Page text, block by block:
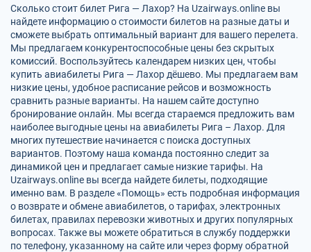
Сколько стоит билет Рига — Лахор? На Uzairways.online вы
найдете информацию о стоимости билетов на разные даты и
сможете выбрать оптимальный вариант для вашего перелета.
Мы предлагаем конкурентоспособные цены без скрытых
комиссий. Воспользуйтесь календарем низких цен, чтобы
купить авиабилеты Рига — Лахор дёшево. Мы предлагаем вам
низкие цены, удобное расписание рейсов и возможность
сравнить разные варианты. На нашем сайте доступно
бронирование онлайн. Мы всегда стараемся предложить вам
наиболее выгодные цены на авиабилеты Рига – Лахор. Для
многих путешествие начинается с поиска доступных
вариантов. Поэтому наша команда постоянно следит за
динамикой цен и предлагает самые низкие тарифы. На
Uzairways.online вы всегда найдете билеты, подходящие
именно вам. В разделе «Помощь» есть подробная информация
о возврате и обмене авиабилетов, о тарифах, электронных
билетах, правилах перевозки животных и других популярных
вопросах. Также вы можете обратиться в службу поддержки
по телефону, указанному на сайте или через форму обратной